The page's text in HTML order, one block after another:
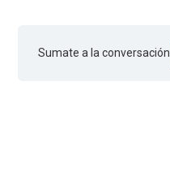
Sumate a la